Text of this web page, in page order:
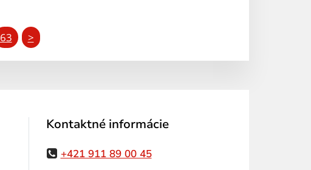
63 >
Kontaktné informácie
+421 911 89 00 45